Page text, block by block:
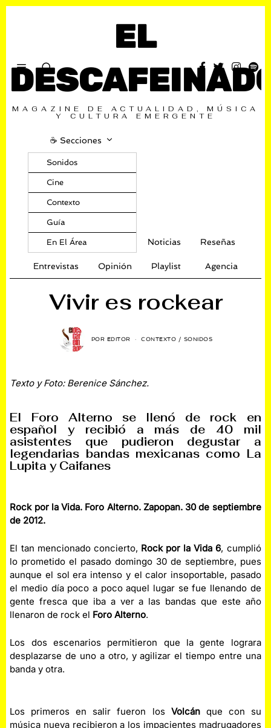
EL
MAGAZINE DE ACTUALIDAD, MÚSICA
Y CULTURA EMERGENTE
☕️ Secciones
Sonidos
Cine
Contexto
Guía
En El Área Noticias Reseñas
Entrevistas Opinión Playlist Agencia
Vivir es rockear
POR EDITOR CONTEXTO / SONIDOS
Texto y Foto: Berenice Sánchez.
El Foro Alterno se llenó de rock en
español y recibió a más de 40 mil
asistentes que pudieron degustar a
legendarias bandas mexicanas como La
Lupita y Caifanes
Rock por la Vida. Foro Alterno. Zapopan. 30 de septiembre
de 2012.
El tan mencionado concierto, Rock por la Vida 6, cumplió
lo prometido el pasado domingo 30 de septiembre, pues
aunque el sol era intenso y el calor insoportable, pasado
el medio día poco a poco aquel lugar se fue llenando de
gente fresca que iba a ver a las bandas que este año
llenaron de rock el Foro Alterno.
Los dos escenarios permitieron que la gente lograra
desplazarse de uno a otro, y agilizar el tiempo entre una
banda y otra.
Los primeros en salir fueron los Volcánque con su
música nueva recibieron a los impacientes madrugadores